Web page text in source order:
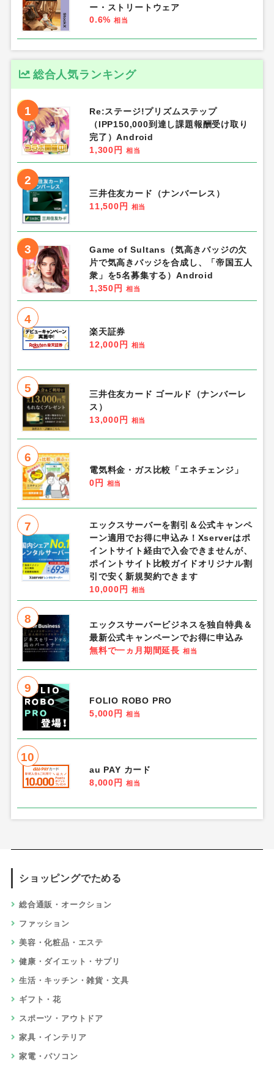
ー・ストリートウェア
0.6% 相当
総合人気ランキング
1
Re:ステージ!プリズムステップ
（IPP150,000到達し課題報酬受け取り
完了）Android
1,300円
相当
2
三井住友カード（ナンバーレス）
11,500円
相当
3
Game of Sultans（気高きバッジの欠
片で気高きバッジを合成し、「帝国五人
衆」を5名募集する）Android
1,350円
相当
4
楽天証券
12,000円
相当
5
三井住友カード ゴールド（ナンバーレ
ス）
13,000円
相当
6
電気料金・ガス比較「エネチェンジ」
0円
相当
7
エックスサーバーを割引＆公式キャンペ
ーン適用でお得に申込み！Xserverはポ
イントサイト経由で入会できませんが、
ポイントサイト比較ガイドオリジナル割
引で安く新規契約できます
10,000円
相当
8
エックスサーバービジネスを独自特典＆
最新公式キャンペーンでお得に申込み
無料で一ヵ月期間延長 相当
9
FOLIO ROBO PRO
5,000円
相当
10
au PAY カード
8,000円
相当
ショッピングでためる
総合通販・オークション
ファッション
美容・化粧品・エステ
健康・ダイエット・サプリ
生活・キッチン・雑貨・文具
ギフト・花
スポーツ・アウトドア
家具・インテリア
家電・パソコン